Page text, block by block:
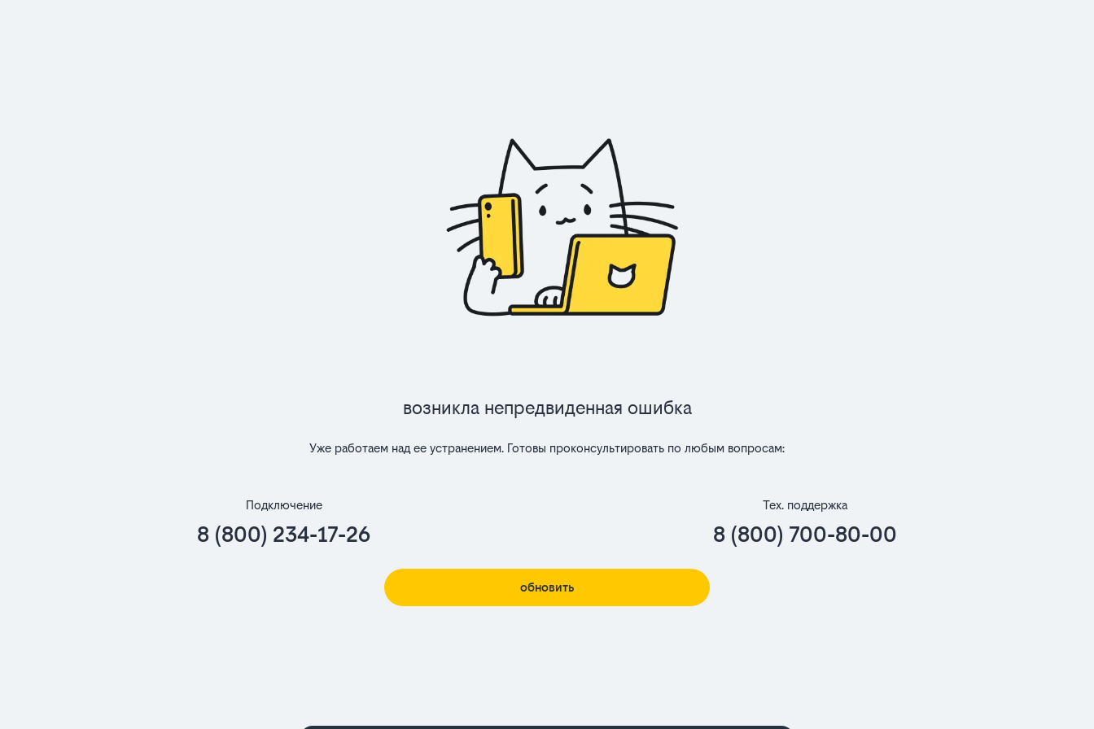
Возникла непредвиденная ошибка
Уже работаем над ее устранением. Готовы проконсультировать по любым вопросам:
Подключение
8 (800) 234-17-26
Тех. поддержка
8 (800) 700-80-00
обновить